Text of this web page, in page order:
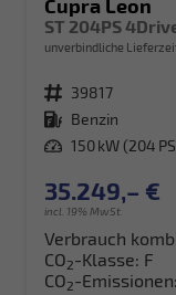
Cupra Leon
unverbindliche
Fahrzeugnr. 39817
Kraftstoff Benzin
Leistung 150 kW (204
35.249,– €
incl. 19% MwSt.
Verbrauch
CO2-Klasse: F
CO2-Emissionen: